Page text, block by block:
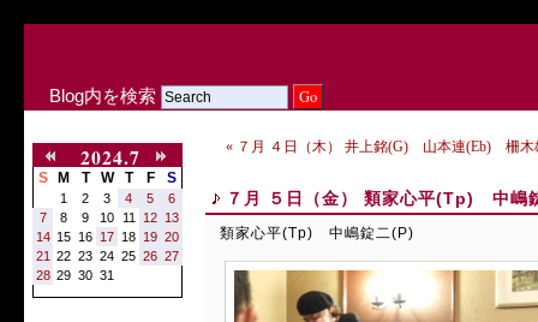
Blog内を検索
2024.7
S M T W T F S
1 2 3 4 5
6
7
8 9 10 11 12 13
14 15 16 17 18 19 20
21
22 23 24 25 26 27
28 29 30 31
« ７月 ４日（木） 井上銘(G) 山本連(Eb) 柵木
７月 ５日（金） 類家心平(Tp) 中嶋
類家心平(Tp) 中嶋錠二(P)